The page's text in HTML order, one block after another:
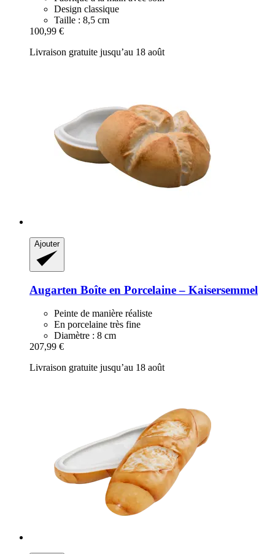
Design classique
Taille : 8,5 cm
100,99 €
Livraison gratuite jusqu’au 18 août
Ajouter
Augarten Boîte en Porcelaine – Kaisersemmel
Peinte de manière réaliste
En porcelaine très fine
Diamètre : 8 cm
207,99 €
Livraison gratuite jusqu’au 18 août